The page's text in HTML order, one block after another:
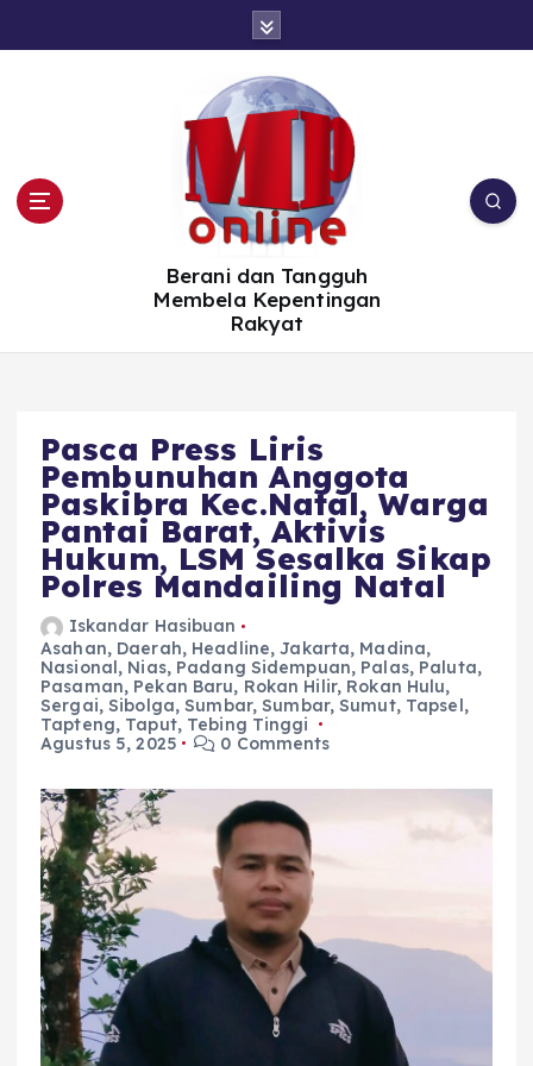
Berani dan Tangguh
Membela Kepentingan
Rakyat
Pasca Press Liris
Pembunuhan Anggota
Paskibra Kec.Natal, Warga
Pantai Barat, Aktivis
Hukum, LSM Sesalka Sikap
Polres Mandailing Natal
Iskandar Hasibuan
Asahan, Daerah, Headline,Jakarta, Madina,
Nasional, Nias, Padang Sidempuan, Palas, Paluta,
Pasaman, Pekan Baru, Rokan Hilir, Rokan Hulu,
Sergai,Sibolga,Sumbar,Sumbar,Sumut, Tapsel,
Tapteng, Taput, Tebing Tinggi
Agustus 5, 2025
0 Comments